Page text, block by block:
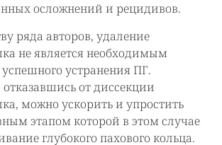
осложнений и рецидивов.
ряда авторов, удаление
не является необходимым
устранения ПГ.
отказавшись от диссекции
можно ускорить и упростить
этапом которой в этом случае
глубокого пахового кольца.